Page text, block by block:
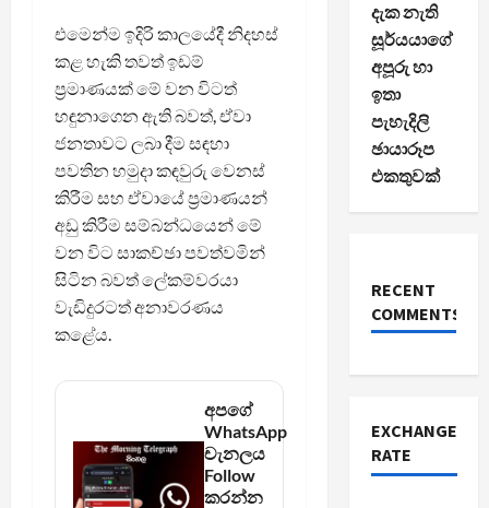
එමෙන්ම ඉදිරි කාලයේදී නිදහස්
කළ හැකි තවත් ඉඩම්
ප්‍රමාණයක් මේ වන විටත්
හඳුනාගෙන ඇති බවත්, ඒවා
ජනතාවට ලබා දීම සඳහා
පවතින හමුදා කඳවුරු වෙනස්
කිරීම සහ ඒවායේ ප්‍රමාණයන්
අඩු කිරීම සම්බන්ධයෙන් මේ
වන විට සාකච්ඡා පවත්වමින්
සිටින බවත් ලේකම්වරයා
වැඩිදුරටත් අනාවරණය
කළේය.
අපගේ
WhatsApp
චැනලය
Follow
කරන්න
දැක නැති
සූර්යයාගේ
අපූරු හා
ඉතා
පැහැදිලි
ඡායාරූප
එකතුවක්
RECENT
COMMENTS
EXCHANGE
RATE